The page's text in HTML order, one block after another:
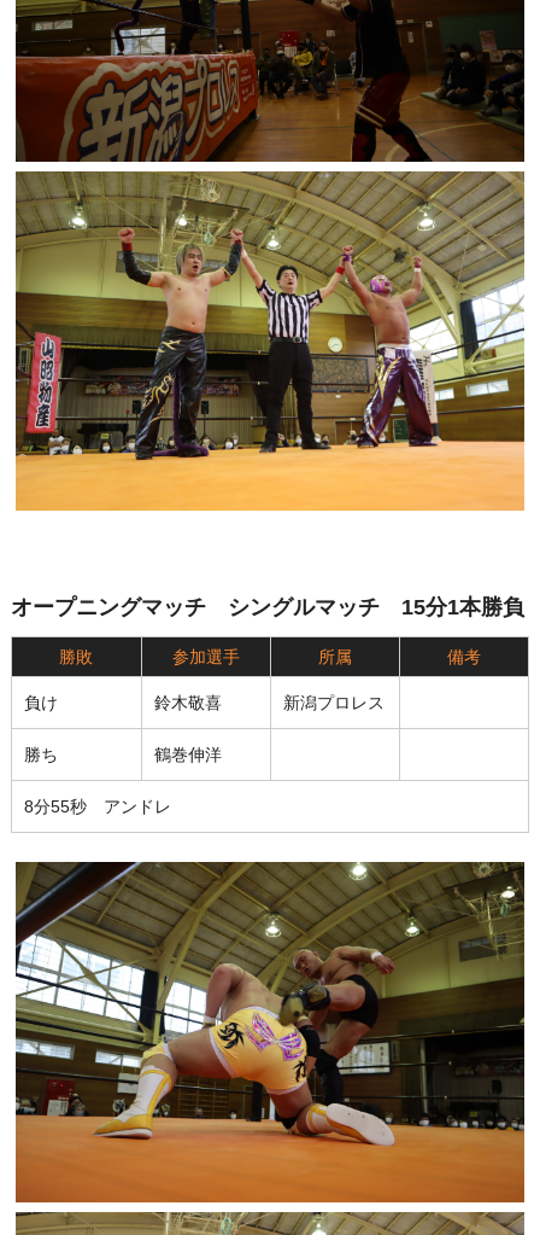
オープニングマッチ シングルマッチ 15分1本勝負
勝敗 参加選手 所属 備考
負け 鈴木敬喜 新潟プロレス
勝ち 鶴巻伸洋
8分55秒 アンドレ